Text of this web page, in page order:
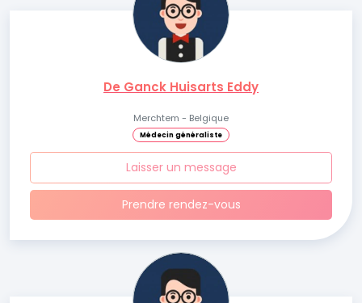
De Ganck Huisarts Eddy
Merchtem - Belgique
Médecin généraliste
Laisser un message
Prendre rendez-vous